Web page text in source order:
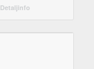
Detaljinfo